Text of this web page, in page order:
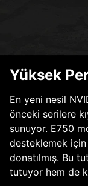
Yüksek
En yeni nesil
önceki serilere
sunuyor. E750
desteklemek
donatılmış. Bu
tutuyor hem de